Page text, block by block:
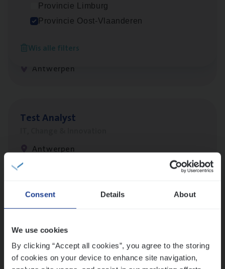
Consent Details About
We use cookies
By clicking “Accept all cookies”, you agree to the storing
of cookies on your device to enhance site navigation,
Provincie Limburg
Provincie Oost-Vlaanderen
Wis alle filters
IT, Change & Innovation
Antwerpen
Test Ana­lyst
Antwerpen
Lees onze verhalen
versterken
Mathias houdt van diepgaande dossiers én droge
humor